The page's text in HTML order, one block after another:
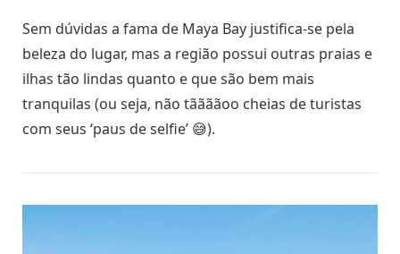
Sem dúvidas a fama de Maya Bay justifica-se pela
beleza do lugar, mas a região possui outras praias e
ilhas tão lindas quanto e que são bem mais
tranquilas (ou seja, não tããããoo cheias de turistas
com seus ‘paus de selfie’ 😅).